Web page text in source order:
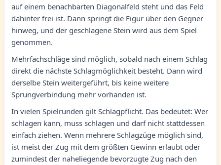
auf einem benachbarten Diagonalfeld steht und das Feld
dahinter frei ist. Dann springt die Figur über den Gegner
hinweg, und der geschlagene Stein wird aus dem Spiel
genommen.
Mehrfachschläge sind möglich, sobald nach einem Schlag
direkt die nächste Schlagmöglichkeit besteht. Dann wird
derselbe Stein weitergeführt, bis keine weitere
Sprungverbindung mehr vorhanden ist.
In vielen Spielrunden gilt Schlagpflicht. Das bedeutet: Wer
schlagen kann, muss schlagen und darf nicht stattdessen
einfach ziehen. Wenn mehrere Schlagzüge möglich sind,
ist meist der Zug mit dem größten Gewinn erlaubt oder
zumindest der naheliegende bevorzugte Zug nach den